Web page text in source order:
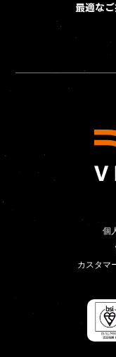
最適なご
個
カス
カスタマ